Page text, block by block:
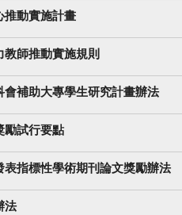
推動實施計畫
師推動實施規則
補助大專學生研究計畫辦法
勵試行要點
指標性學術期刊論文獎勵辦法
法